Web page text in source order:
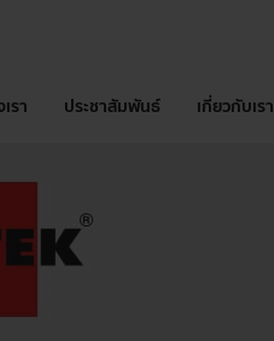
รา ประชาสัมพันธ์ เกี่ยวกับเรา